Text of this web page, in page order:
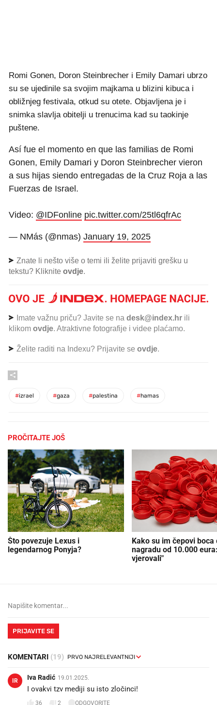
Romi Gonen, Doron Steinbrecher i Emily Damari ubrzo
su se ujedinile sa svojim majkama u blizini kibuca i
obližnjeg festivala, otkud su otete. Objavljena je i
snimka slavlja obitelji u trenucima kad su taokinje
puštene.
Así fue el momento en que las familias de Romi
Gonen, Emily Damari y Doron Steinbrecher vieron
a sus hijas siendo entregadas de la Cruz Roja a las
Fuerzas de Israel.
Video: @IDFonline pic.twitter.com/25tl6qfrAc
— NMás (@nmas) January 19, 2025
Znate li nešto više o temi ili želite prijaviti grešku u
tekstu? Kliknite ovdje.
Imate važnu priču? Javite se na desk@index.hr ili
klikom ovdje. Atraktivne fotografije i videe plaćamo.
Želite raditi na Indexu? Prijavite se ovdje.
#izrael #gaza #palestina #hamas
PROČITAJTE JOŠ
Što povezuje Lexus i
legendarnog Ponyja?
Kako su im čepovi boca
nagradu od 10.000
vjerovali"
PRIJAVITE SE
KOMENTARI (19)
IR Iva Radić 19.01.2025.
I ovakvi tzv mediji su isto zločinci!
36 2 ODGOVORITE